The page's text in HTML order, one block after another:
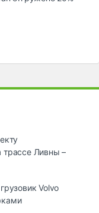
трассе Ливны –
Volvo